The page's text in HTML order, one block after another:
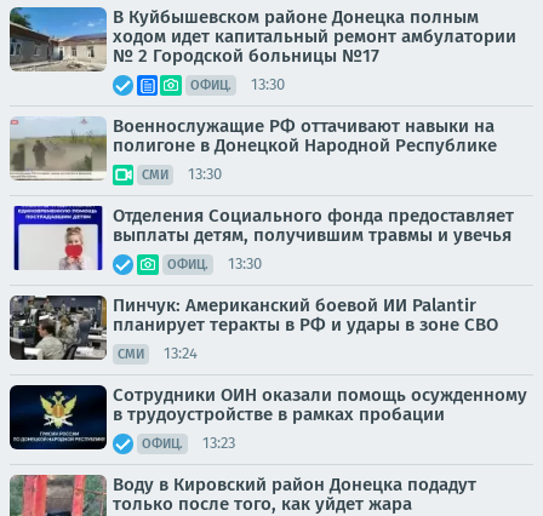
В Куйбышевском районе Донецка полным
ходом идет капитальный ремонт амбулатории
№ 2 Городской больницы №17
ОФИЦ. 13:30
Военнослужащие РФ оттачивают навыки на
полигоне в Донецкой Народной Республике
СМИ 13:30
Отделения Социального фонда предоставляет
выплаты детям, получившим травмы и увечья
ОФИЦ. 13:30
Пинчук: Американский боевой ИИ Palantir
планирует теракты в РФ и удары в зоне СВО
СМИ 13:24
Сотрудники ОИН оказали помощь осужденному
в трудоустройстве в рамках пробации
ОФИЦ. 13:23
Воду в Кировский район Донецка подадут
только после того, как уйдет жара